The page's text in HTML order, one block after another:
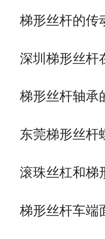
梯形丝杆的传
深圳梯形丝
梯形丝杆轴承
东莞梯形丝杆
滚珠丝杠和梯
梯形丝杆车端